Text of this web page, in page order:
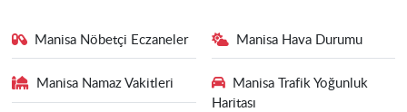
Manisa Nöbetçi Eczaneler Manisa Hava Durumu
Manisa Namaz Vakitleri
Manisa Trafik Yoğunluk
Haritası